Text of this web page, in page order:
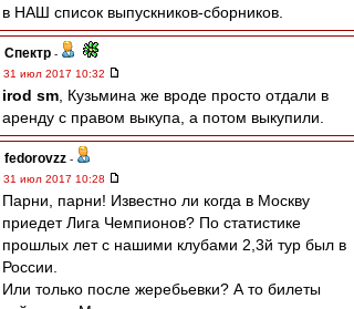
в НАШ список выпускников-сборников.
Спектр -
31 июл 2017 10:32
irod sm , Кузьмина же вроде просто отдали в
аренду с правом выкупа, а потом выкупили.
fedorovzz -
31 июл 2017 10:28
Парни, парни! Известно ли когда в Москву
приедет Лига Чемпионов? По статистике
прошлых лет с нашими клубами 2,3й тур был в
России.
Или только после жеребьевки? А то билеты